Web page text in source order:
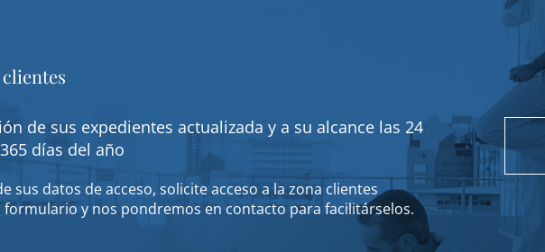
clientes
de sus expedientes actualizada y a su alcance las 24
días del año
sus datos de acceso, solicite acceso a la zona clientes
y nos pondremos en contacto para facilitárselos.